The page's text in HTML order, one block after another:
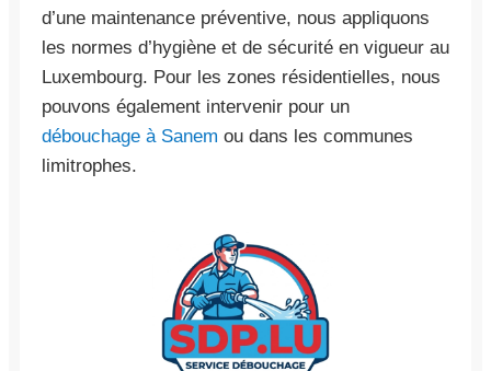
d’une maintenance préventive, nous appliquons
les normes d’hygiène et de sécurité en vigueur au
Luxembourg. Pour les zones résidentielles, nous
pouvons également intervenir pour un
débouchage à Sanem ou dans les communes
limitrophes.